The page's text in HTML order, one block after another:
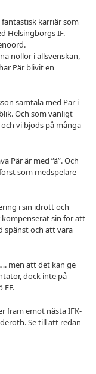
karriär som
Helsingborgs IF.
nollor i allsvenskan,
Pär blivit en
samtala med Pär i
Och som vanligt
vi bjöds på många
Pär är med ”ä”. Och
som medspelare
i sin idrott och
sin för att
spänst och att vara
men att det kan ge
dock inte på
FF.
fram emot nästa IFK-
Se till att redan